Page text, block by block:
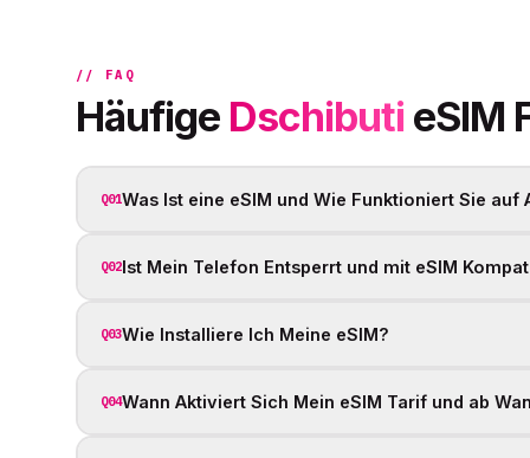
// FAQ
Häufige Dschibuti eSIM
Q01Was Ist eine eSIM und Wie Funktioniert Sie auf
Q02Ist Mein Telefon Entsperrt und mit eSIM
Q03Wie Installiere Ich Meine eSIM?
Q04Wann Aktiviert Sich Mein eSIM Tarif und ab